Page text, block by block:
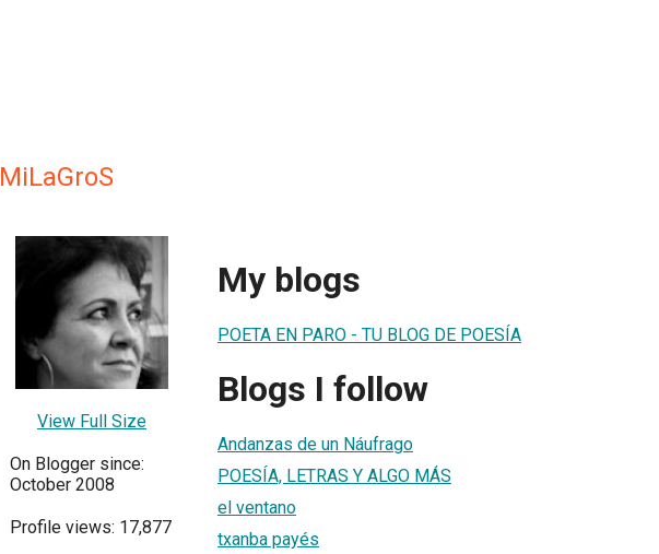
MiLaGroS
View Full Size
On Blogger since:
October 2008
Profile views: 17,877
My blogs
POETA EN PARO - TU BLOG DE POESÍA
Blogs I follow
Andanzas de un Náufrago
POESÍA, LETRAS Y ALGO MÁS
el ventano
txanba payés